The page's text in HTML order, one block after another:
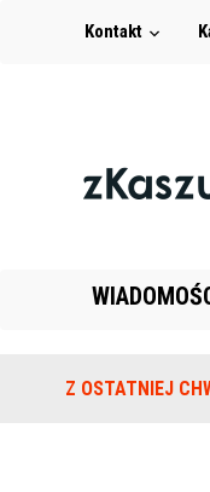
Kontakt
Z OSTATNIEJNa